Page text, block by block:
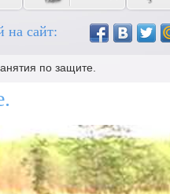
на сайт:
по защите.